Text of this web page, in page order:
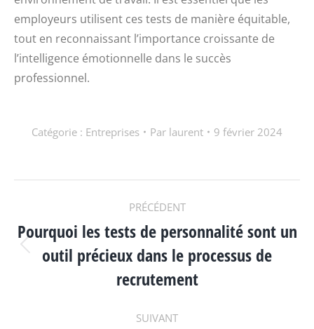
employeurs utilisent ces tests de manière équitable,
tout en reconnaissant l’importance croissante de
l’intelligence émotionnelle dans le succès
professionnel.
Catégorie : Entreprises Par laurent 9 février 2024
NAVIGATION
ARTICLE
PRÉCÉDENT
Article
précédent
Pourquoi les tests de personnalité sont un
outil précieux dans le processus de
recrutement
SUIVANT